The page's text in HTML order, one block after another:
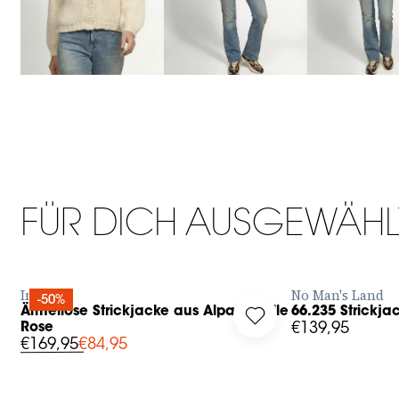
FÜR DICH
-50%
in to add Ärmellose Strickjacke aus Alpakawolle Rose to
JETZT BESTELLEN
Inti
Ärmellose Strickjacke aus Alpakawolle
Rose
€169,95€84,95
Log in to add 66.235
No Man's Land
66.235
€139,95